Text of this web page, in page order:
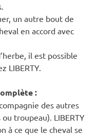
un autre bout de
en accord avec
il est possible
LIBERTY.
:
des autres
troupeau). LIBERTY
à ce que le cheval se